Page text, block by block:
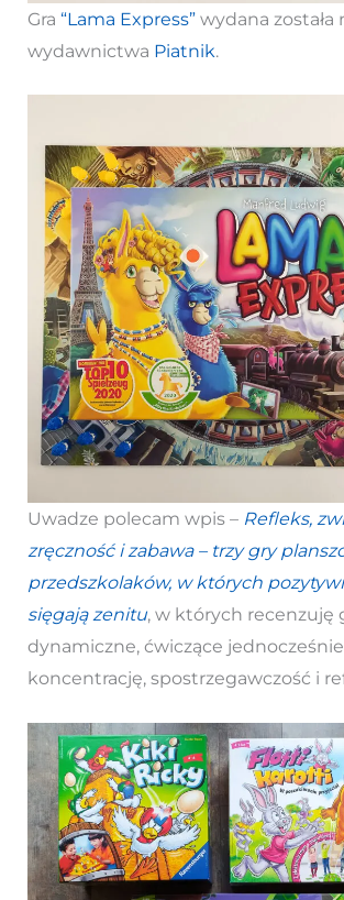
Gra “Lama Express”wydana została
wydawnictwa Piatnik.
Uwadze polecam wpis – Refleks,
zręczność i zabawa – trzy gry
przedszkolaków, w których
sięgają zenitu, w których recenzuję
dynamiczne, ćwiczące jednocześnie
koncentrację, spostrzegawczość i